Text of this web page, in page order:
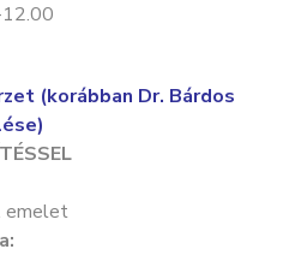
(korábban Dr. Bárdos
emelet